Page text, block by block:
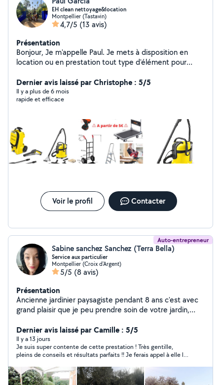
EH clean nettoyage&location
Montpellier (Tastavin)
4,7/5 (13 avis)
Présentation
Bonjour, Je m'appelle Paul. Je mets à disposition en
location ou en prestation tout type d'élément pour
retrouver comme neuf! Donc n'hésitez pas à me
contacter.
Dernier avis laissé par Christophe : 5/5
Il y a plus de 6 mois
rapide et efficace
Voir le profil Contacter
Auto-entrepreneur
Sabine sanchez Sanchez (Terra Bella)
Service aux particulier
Montpellier (Croix d'Argent)
5/5 (8 avis)
Présentation
Ancienne jardinier paysagiste pendant 8 ans c'est avec
grand plaisir que je peu prendre soin de votre jardin,
expertise, je suis désormais en micro entreprise.
J'effectue également diverses prestations variées de
petits bricolages, nettoyage et entretien de jardin
déductibles des impôts. Je suis sur Montpellier avec
des horaires plutôt malléable. Au plaisir d'échanger avec
vous. Sabine
Dernier avis laissé par Camille : 5/5
Il y a 13 jours
Je suis super contente de cette prestation ! Très gentille,
pleins de conseils et résultats parfaits !! Je ferais appel à elle la